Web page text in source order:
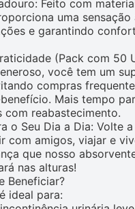
Feito com
uma sensação
e garantindo
(Pack com 50
você tem um
compras
Mais tempo
com reabastecimento.
o Seu Dia a Dia: Volte
com amigos, viajar e
que nosso
nas alturas!
Beneficiar?
ideal para: